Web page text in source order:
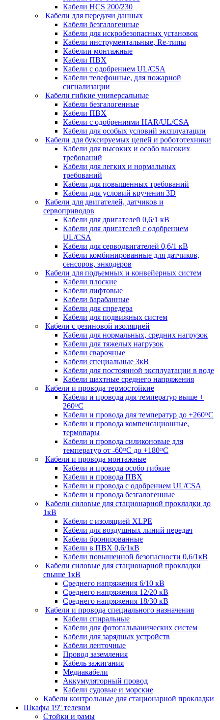
Кабели HCS 200/230
Кабели для передачи данных
Кабели безгалогенные
Кабели для искробезопасных установок
Кабели инструментальные, Re-типы
Кабелии монтажные
Кабели ПВХ
Кабели с одобрением UL/CSA
Кабели телефонные, для пожарной
сигнализации
Кабели гибкие универсальные
Кабели безгалогенные
Кабели ПВХ
Кабели с одобрениями HAR/UL/CSA
Кабели для особых условий эксплуатации
Кабели для буксируемых цепей и робототехники
Кабели для высоких и особо высоких
требований
Кабели для легких и нормальных
требований
Кабели для повышенных требований
Кабели для условий кручения 3D
Кабели для двигателей, датчиков и
сервоприводов
Кабели для двигателей 0,6/1 кВ
Кабели для двигателей с одобрением
UL/CSA
Кабели для серводвигателей 0,6/1 кВ
Кабели комбинированные для датчиков,
cенсоров, энкодеров
Кабели для подъемных и конвейерных систем
Кабели плоские
Кабели лифтовые
Кабели барабанные
Кабели для спредера
Кабели для подвижных систем
Кабели с резиновой изоляцией
Кабели для нормальных, средних нагрузок
Кабели для тяжелых нагрузок
Кабели сварочные
Кабели специальные 3кВ
Кабели для постоянной эксплуатации в воде
Кабели шахтные среднего напряжения
Кабели и провода термостойкие
Кабели и провода для температур выше +
260ᴼС
Кабели и провода для температур до +260ᴼС
Кабели и провода компенсационные,
термопары
Кабели и провода силиконовые для
температур от -60ᴼC до +180ᴼС
Кабели и провода монтажные
Кабели и провода особо гибкие
Кабели и провода ПВХ
Кабели и провода с одобрением UL/CSA
Кабели и провода безгалогенные
Кабели силовые для стационарной прокладки до
1кВ
Кабели c изоляцией XLPE
Кабели для воздушных линий передач
Кабели бронированные
Кабели в ПВХ 0,6/1кВ
Кабели повышенной безопасности 0,6/1кВ
Кабели силовые для стационарной прокладки
свыше 1кВ
Среднего напряжения 6/10 кВ
Среднего напряжения 12/20 кВ
Среднего напряжения 18/30 кВ
Кабели и провода специального назначения
Кабели спиральные
Кабели для фотогальванических систем
Кабели для зарядных устройств
Кабели ленточные
Провод заземления
Кабель зажигания
Медиакабели
Аккумуляторный провод
Кабели судовые и морские
Кабели контрольные для стационарной прокладки
Шкафы 19'' телеком
Стойки и рамы